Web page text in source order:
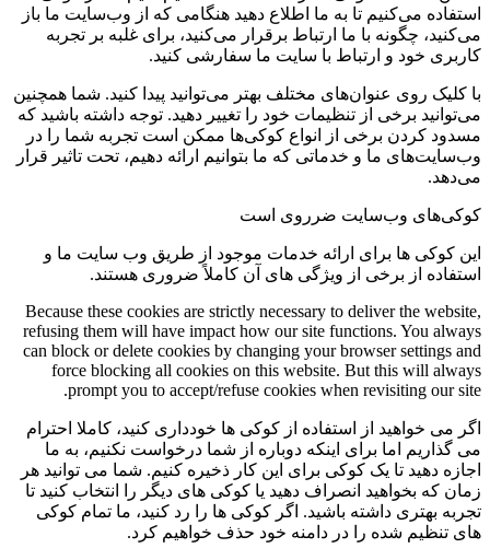
استفاده می‌کنیم تا به ما اطلاع دهید هنگامی که از وب‌سایت ما باز
می‌کنید، چگونه با ما ارتباط برقرار می‌کنید، برای غلبه بر تجربه
کاربری خود و ارتباط با سایت ما سفارشی کنید.
با کلیک روی عنوان‌های مختلف بهتر می‌توانید پیدا کنید. شما همچنین
می‌توانید برخی از تنظیمات خود را تغییر دهید. توجه داشته باشید که
مسدود کردن برخی از انواع کوکی‌ها ممکن است تجربه شما را در
وب‌سایت‌های ما و خدماتی که ما بتوانیم ارائه دهیم، تحت تاثیر قرار
می‌دهد.
کوکی‌های وب‌سایت ضرروی است
این کوکی ها برای ارائه خدمات موجود از طریق وب سایت ما و
استفاده از برخی از ویژگی های آن کاملاً ضروری هستند.
Because these cookies are strictly necessary to deliver the website,
refusing them will have impact how our site functions. You always
can block or delete cookies by changing your browser settings and
force blocking all cookies on this website. But this will always
prompt you to accept/refuse cookies when revisiting our site.
اگر می خواهید از استفاده از کوکی ها خودداری کنید، کاملا احترام
می گذاریم اما برای اینکه دوباره از شما درخواست نکنیم، به ما
اجازه دهید تا یک کوکی برای این کار ذخیره کنیم. شما می توانید هر
زمان که بخواهید انصراف دهید یا کوکی های دیگر را انتخاب کنید تا
تجربه بهتری داشته باشید. اگر کوکی ها را رد کنید، ما تمام کوکی
های تنظیم شده را در دامنه خود حذف خواهیم کرد.